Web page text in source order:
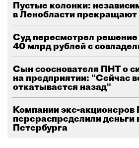
Пустые колонки:
в Ленобласти прекращают
Суд пересмотрел
40 млрд рублей с
Сын сооснователя ПНТ о
на предприятии: "Сейчас
откатывается назад"
Компании экс-
перераспределили деньги
Петербурга